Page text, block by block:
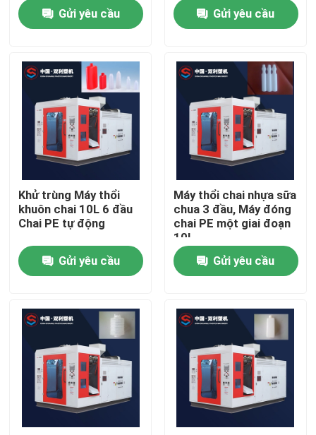
Nhà
Về chúng tôi
Địa chỉ liên hệ
Sản phẩm
Máy ép đùn
Máy thổi khuôn tự động
Máy thổi khuôn HDPE
Máy thổi PP
Máy thổi khuôn tốc độ cao
Gửi yêu cầu Gửi yêu cầu
Khử trùng Máy thổi
khuôn chai 10L 6 đầu
Chai PE tự động
Gửi yêu cầu
Máy thổi chai nhựa sữa
chua 3 đầu, Máy đóng
chai PE một giai đoạn
10L
Gửi yêu cầu